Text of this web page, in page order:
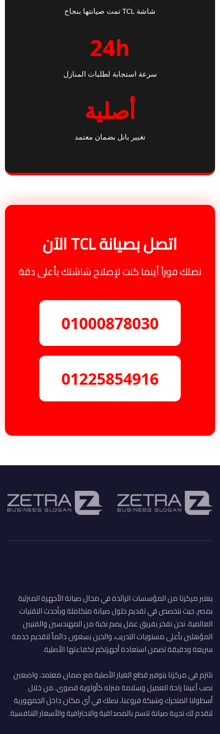
شاشة TCL تمت صيانتها بنجاح
24h
سرعة استجابة لطلبات المنازل
أصلية
تغيير بانل بضمان معتمد
اتصل بصيانة TCL الآن
نصلك فوراً أينما كنت لإصلاح شاشتك بأعلى دقة
01000878030
01225854916
يعتبر مركزنا من المؤسسات الرائدة في مجال صيانة الأجهزة المنزلية
بمصر، حيث نتخصص في تقديم حلول صيانة متكاملة وبأحدث التقنيات
العالمية. نحن نفخر بفريق عمل يضم نخبة من المهندسين والفنيين
المؤهلين بأعلى مستويات التدريب، والذين يسعون دائماً لتقديم خدمة
سريعة ودقيقة تضمن استعادة أجهزتكم لكفاءتها الأصلية.
نلتزم في مركزنا بتوفير قطع الغيار الأصلية مع ضمان معتمد، واضعين
نصب أعيننا راحة العميل وسلامة منزله كأولوية قصوى. من خلال
أسطولنا المتحرك وشبكة فروعنا، نصلك في أي مكان داخل الجمهورية
لنقدم لك تجربة صيانة تتسم بالمصداقية والاحترافية والأسعار التنافسية.